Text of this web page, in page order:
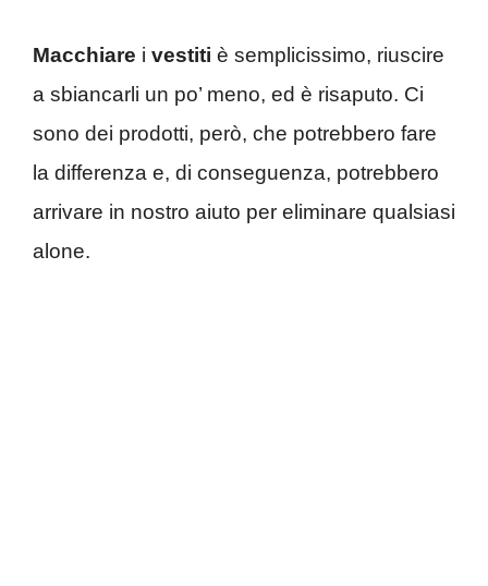
Macchiare i vestiti è semplicissimo, riuscire
a sbiancarli un po’ meno, ed è risaputo. Ci
sono dei prodotti, però, che potrebbero fare
la differenza e, di conseguenza, potrebbero
arrivare in nostro aiuto per eliminare qualsiasi
alone.